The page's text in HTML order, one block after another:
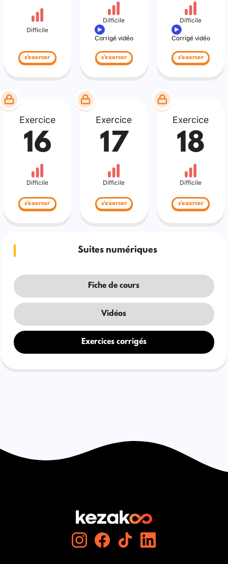
Difficile
s'exercer
Difficile
Corrigé vidéo
s'exercer
Difficile
Corrigé vidéo
s'exercer
Exercice
16
Difficile
s'exercer
Exercice
17
Difficile
s'exercer
Exercice
18
Difficile
s'exercer
Suites numériques
Fiche de cours
Vidéos
Exercices corrigés